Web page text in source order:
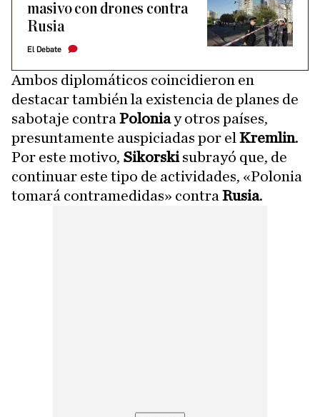
masivo con drones contra
Rusia
El Debate
Ambos diplomáticos coincidieron en
destacar también la existencia de planes de
sabotaje contra Poloniay otros países,
presuntamente auspiciadas por el Kremlin.
Por este motivo, Sikorskisubrayó que, de
continuar este tipo de actividades, «Polonia
tomará contramedidas» contra Rusia.